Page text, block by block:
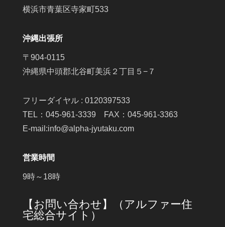
横浜市青葉区寺家町533
沖縄出張所
〒904-0115
沖縄県中頭郡北谷町美浜２丁目５−７
フリーダイヤル : 0120397533
TEL：045-961-3339 FAX：045-961-3363
E-mail:info@alpha-jyutaku.com
営業時間
9時～18時
【お問い合わせ】（アルファー住
宅総合サイト）